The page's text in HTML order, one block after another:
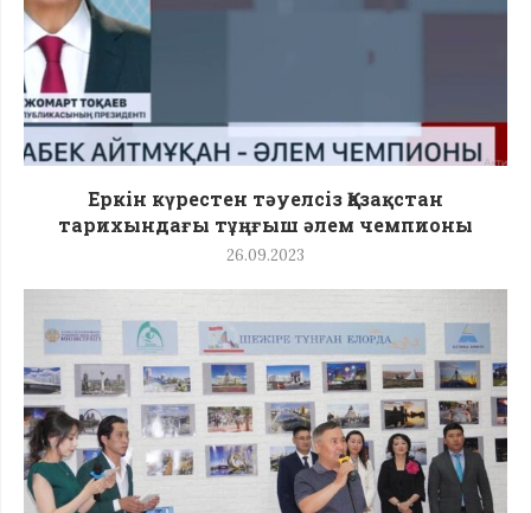
Еркін күрестен тәуелсіз Қазақстан
тарихындағы тұңғыш әлем чемпионы
26.09.2023